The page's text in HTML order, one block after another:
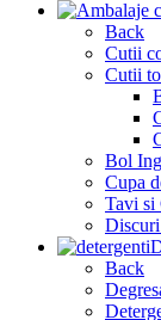
Back
Cutii
Cutii
Bol
Cupa
Tavi si
Back